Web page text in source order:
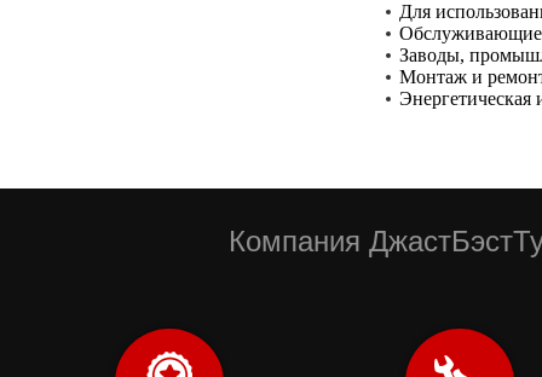
Для
Заводы,
Монтаж и
Энергетическая
Компания